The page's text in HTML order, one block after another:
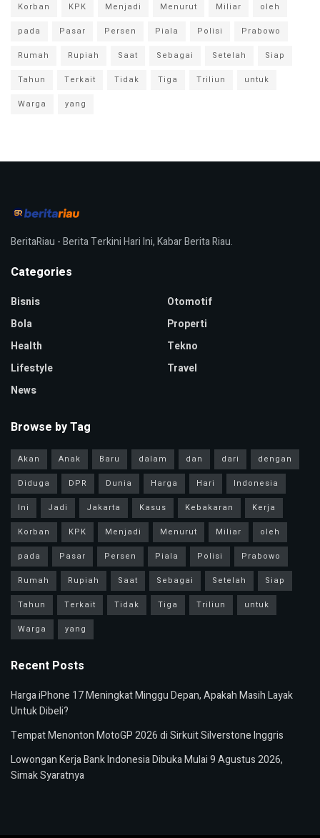
Korban
KPK Menjadi Menurut Miliar
oleh
pada
Pasar Persen Piala Polisi
Prabowo
Rumah
Rupiah Saat Sebagai Setelah
Siap
Tahun
Terkait Tidak Tiga Triliun
untuk
Warga
yang
BeritaRiau - Berita Terkini Hari Ini, Kabar Berita Riau.
Categories
Bisnis
Bola
Health
Lifestyle
News
Otomotif
Properti
Tekno
Travel
Browse by Tag
Akan Anak Baru dalam dan dari
dengan
Diduga
DPR Dunia Harga Hari
Indonesia
Ini
Jadi Jakarta Kasus Kebakaran
Kerja
Korban
KPK Menjadi Menurut Miliar
oleh
pada
Pasar Persen Piala Polisi
Prabowo
Rumah
Rupiah Saat Sebagai Setelah
Siap
Tahun
Terkait Tidak Tiga Triliun
untuk
Warga
yang
Recent Posts
Harga iPhone 17 Meningkat Minggu Depan, Apakah Masih Layak
Untuk Dibeli?
Tempat Menonton MotoGP 2026 di Sirkuit Silverstone Inggris
Lowongan Kerja Bank Indonesia Dibuka Mulai 9 Agustus 2026,
Simak Syaratnya